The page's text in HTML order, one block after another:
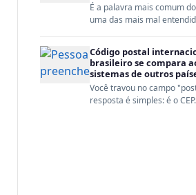
É a palavra mais comum
uma das mais mal
Código postal
brasileiro se compara
sistemas de outros
Você travou no campo
resposta é simples: é o